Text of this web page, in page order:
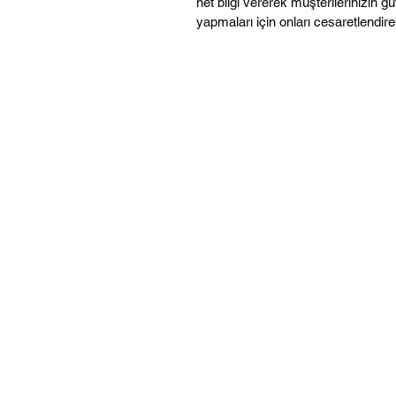
yapmaları için onları